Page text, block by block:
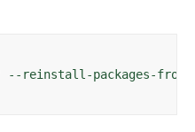
reinstall-packages-